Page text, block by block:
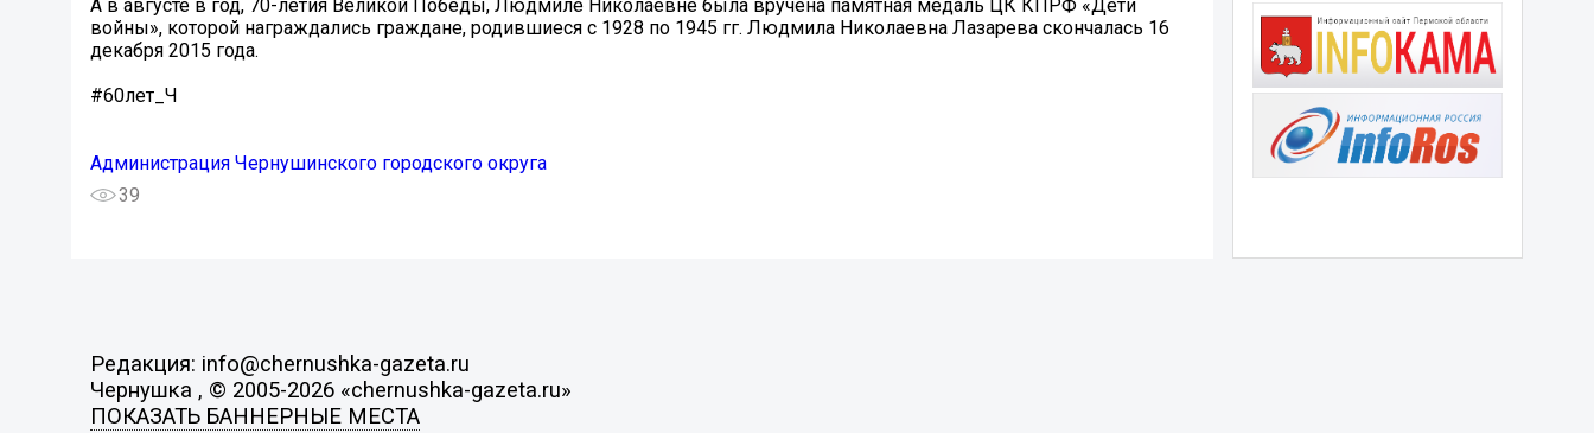
А в августе в год, 70-летия Великой Победы, Людмиле Николаевне была вручена памятная медаль ЦК КПРФ «Дети
войны», которой награждались граждане, родившиеся с 1928 по 1945 гг. Людмила Николаевна Лазарева скончалась 16
декабря 2015 года.
#60лет_Ч
Администрация Чернушинского городского округа
39
Редакция: info@chernushka-gazeta.ru
Чернушка , © 2005-2026 «chernushka-gazeta.ru»
ПОКАЗАТЬ БАННЕРНЫЕ МЕСТА